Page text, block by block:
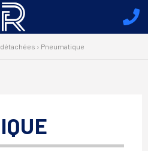
› Pneumatique